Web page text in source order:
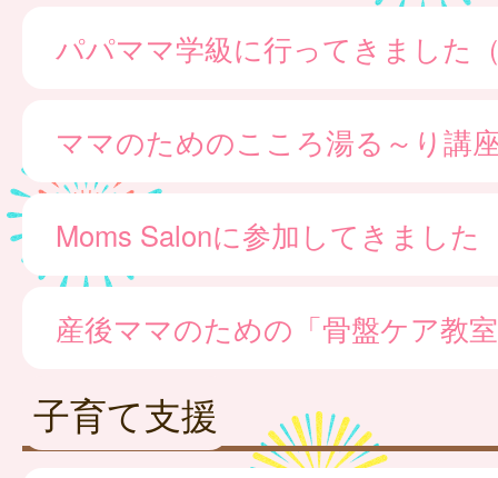
パパママ学級に行ってきました
ママのためのこころ湯る～り講
Moms Salonに参加してきました
産後ママのための「骨盤ケア教
子育て支援